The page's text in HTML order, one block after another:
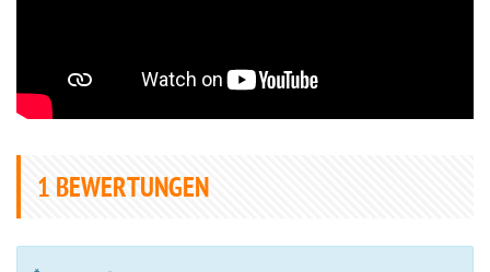
1 BEWERTUNGEN